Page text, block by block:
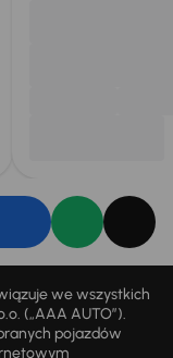
we wszystkich
(„AAA AUTO”).
pojazdów